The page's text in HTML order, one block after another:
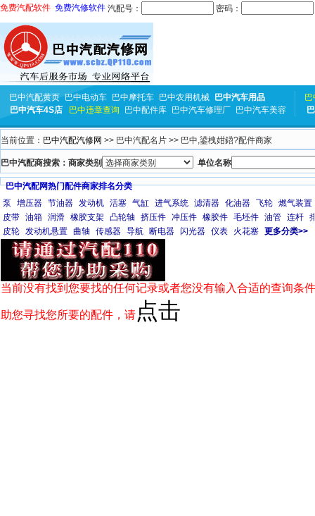
免费汽配软件 免费汽修软件 汽配号： 密码：
巴中汽配黄页 巴中电动车 巴中摩托车 巴中农用机械
巴中汽车用品
巴中汽车4S店
巴中违章查询 巴中配件库 巴中汽车修理厂 巴中汽车美容
当前位置： 巴中汽配汽修网 >> 巴中汽配名片 >> 巴中,鍙栧姏鍣?配件商家
巴中汽配商搜索：商家类别 单位名称
巴中汽配网热门配件商家排名分类
泵
增压器 节油器 发动机 活塞 气缸 进气系统 滤清器 化油器 飞轮 燃气装置
皮带 油箱 润滑 橡胶支架 凸轮轴 挤压件 冲压件 橡胶件 毛坯件 油管 连杆
皮轮 发动机悬置 曲轴 传感器 导航 断电器 闪光器 仪表 火花塞 更多分类>>
当前没有找到您要找的任何记录或者您没有输入合适的查询条
助您寻找您所要的配件，请 点击